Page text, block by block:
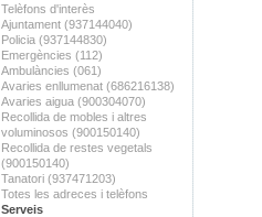
Telèfons d'interès
Ajuntament (937144040)
Policia (937144830)
Emergències (112)
Ambulàncies (061)
Avaries enllumenat (686216138)
Avaries aigua (900304070)
Recollida de mobles i altres
voluminosos (900150140)
Recollida de restes vegetals
(900150140)
Tanatori (937471203)
Totes les adreces i telèfons
Serveis